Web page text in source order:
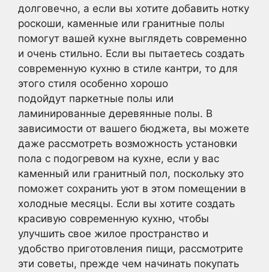
долговечно, а если вы хотите добавить нотку
роскоши, каменные или гранитные полы
помогут вашей кухне выглядеть современно
и очень стильно. Если вы пытаетесь создать
современную кухню в стиле кантри, то для
этого стиля особенно хорошо
подойдут паркетные полы или
ламинированные деревянные полы. В
зависимости от вашего бюджета, вы можете
даже рассмотреть возможность установки
пола с подогревом на кухне, если у вас
каменный или гранитный пол, поскольку это
поможет сохранить уют в этом помещении в
холодные месяцы. Если вы хотите создать
красивую современную кухню, чтобы
улучшить свое жилое пространство и
удобство приготовления пищи, рассмотрите
эти советы, прежде чем начинать покупать